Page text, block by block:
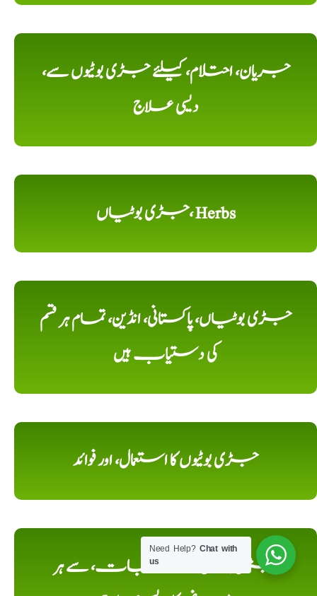
جریان، احتلام، کیلئے جڑی بوٹیوں سے،
دیسی علاج
جڑی بوٹیاں، Herbs
جڑی بوٹیاں، پاکستانی، انڈین، تمام ہر قسم
کی دستیاب ہیں
جڑی بوٹیوں کا استعمال، اور فوائد
جڑی بوٹیوں کے قہوہ جات، سے ہر
Need Help?Chat with
us